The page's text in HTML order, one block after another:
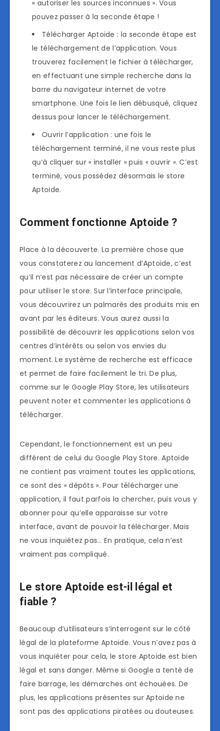
« autoriser les sources inconnues ». Vous
pouvez passer à la seconde étape !
Télécharger Aptoide : la seconde étape est
le téléchargement de l’application. Vous
trouverez facilement le fichier à télécharger,
en effectuant une simple recherche dans la
barre du navigateur internet de votre
smartphone. Une fois le lien débusqué, cliquez
dessus pour lancer le téléchargement.
Ouvrir l’application : une fois le
téléchargement terminé, il ne vous reste plus
qu’à cliquer sur « installer » puis « ouvrir ». C’est
terminé, vous possédez désormais le store
Aptoide.
Comment fonctionne Aptoide ?
Place à la découverte. La première chose que
vous constaterez au lancement d’Aptoide, c’est
qu’il n’est pas nécessaire de créer un compte
pour utiliser le store. Sur l’interface principale,
vous découvrirez un palmarès des produits mis en
avant par les éditeurs. Vous aurez aussi la
possibilité de découvrir les applications selon vos
centres d’intérêts ou selon vos envies du
moment. Le système de recherche est efficace
et permet de faire facilement le tri. De plus,
comme sur le Google Play Store, les utilisateurs
peuvent noter et commenter les applications à
télécharger.
Cependant, le fonctionnement est un peu
différent de celui du Google Play Store. Aptoide
ne contient pas vraiment toutes les applications,
ce sont des « dépôts ». Pour télécharger une
application, il faut parfois la chercher, puis vous y
abonner pour qu’elle apparaisse sur votre
interface, avant de pouvoir la télécharger. Mais
ne vous inquiétez pas… En pratique, cela n’est
vraiment pas compliqué.
Le store Aptoide est-il légal et
fiable ?
Beaucoup d’utilisateurs s’interrogent sur le côté
légal de la plateforme Aptoide. Vous n’avez pas à
vous inquiéter pour cela, le store Aptoide est bien
légal et sans danger. Même si Google a tenté de
faire barrage, les démarches ont échouées. De
plus, les applications présentes sur Aptoide ne
sont pas des applications piratées ou douteuses.